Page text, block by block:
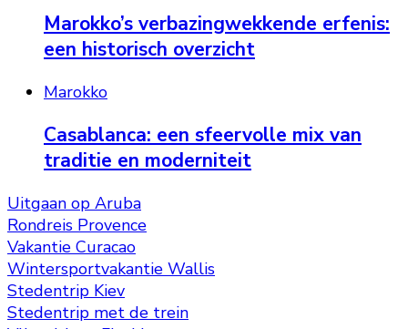
Marokko’s verbazingwekkende erfenis:
een historisch overzicht
Marokko
Casablanca: een sfeervolle mix van
traditie en moderniteit
Uitgaan op Aruba
Rondreis Provence
Vakantie Curacao
Wintersportvakantie Wallis
Stedentrip Kiev
Stedentrip met de trein